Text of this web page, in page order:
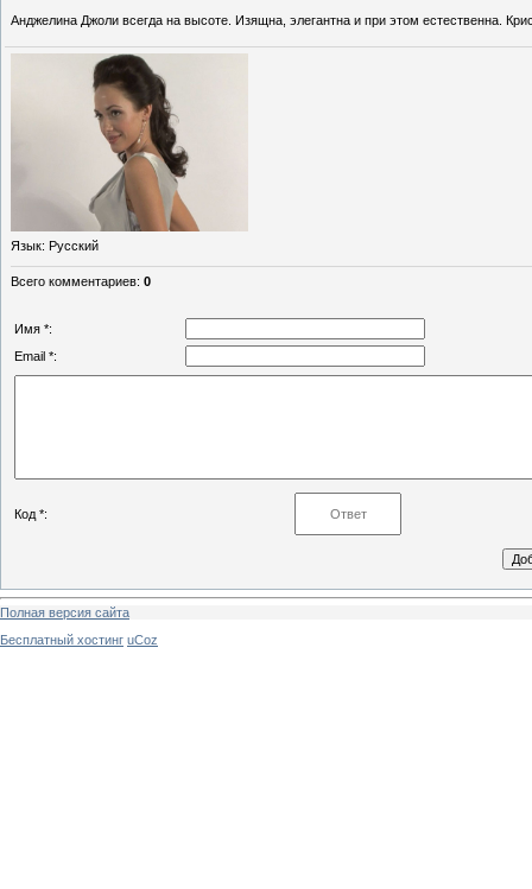
Анджелина Джоли всегда на высоте. Изящна, элегантна и при этом естественна.
Язык: Русский
Всего комментариев: 0
Имя *:
Email *:
Код *:
Полная версия сайта
Бесплатный хостинг uCoz